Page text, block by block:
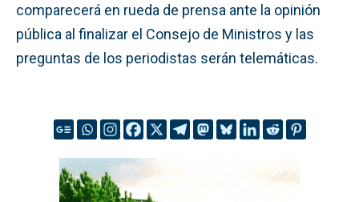
comparecerá en rueda de prensa ante la opinión
pública al finalizar el Consejo de Ministros y las
preguntas de los periodistas serán telemáticas.